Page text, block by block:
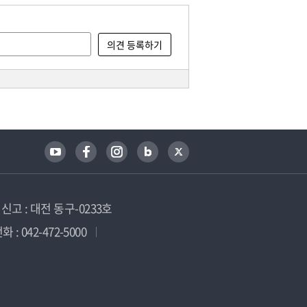
고 : 대전 동구-0233호
: 042-472-5000